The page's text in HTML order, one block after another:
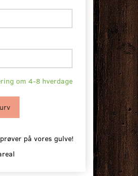
om 4-8 hverdage
på vores gulve!